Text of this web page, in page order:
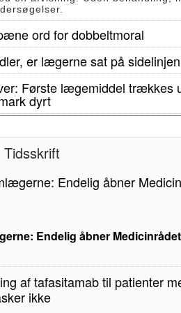
ord for dobbeltmoral
er lægerne sat på sidelinjen
Første lægemiddel trækkes
dyrt
Endelig åbner